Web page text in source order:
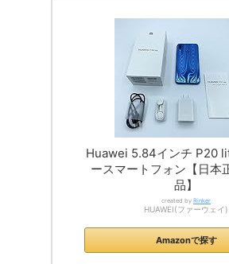
Huawei 5.84インチ P20
ースマートフォン【日本
品】
created by Rinker
HUAWEI(ファーウェイ)
Amazonで探す